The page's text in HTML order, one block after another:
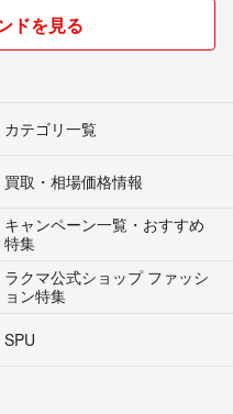
ドを見る
カテゴリ一覧
買取・相場価格情報
キャンペーン一覧・おすすめ
特集
ラクマ公式ショップ ファッシ
ョン特集
SPU